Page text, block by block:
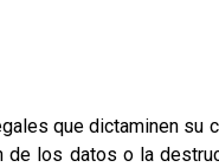
que dictaminen su
de los datos o la